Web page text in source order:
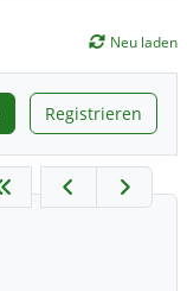
Neu laden
Registrieren